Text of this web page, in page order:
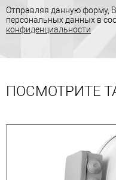
Отправляя данную форму,
персональных данных в
конфиденциальности
ПОСМОТРИТЕ